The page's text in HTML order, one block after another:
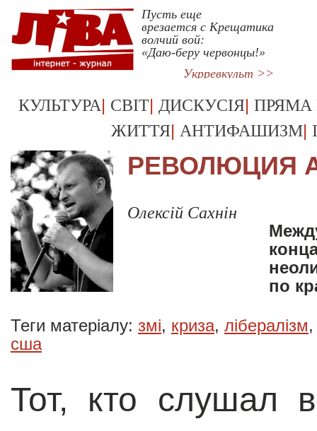
Пусть еще
врезается с Крещатика
волчий вой:
«Даю-беру червонцы!»
Укрревкульт >>
КУЛЬТУРА| СВІТ| ДИСКУСІЯ| ПРЯМА
ЖИТТЯ| АНТИФАШИЗМ|
РЕВОЛЮЦИЯ
Олексій Сахнін
по
Теги матеріалу: змі, криза, лібералізм
сша
Тот, кто слушал